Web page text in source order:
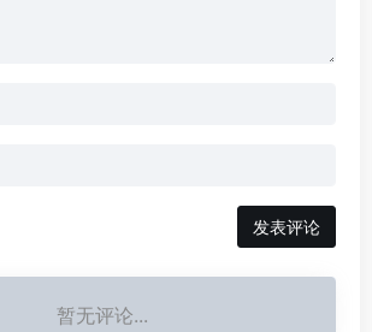
发表评论
暂无评论...